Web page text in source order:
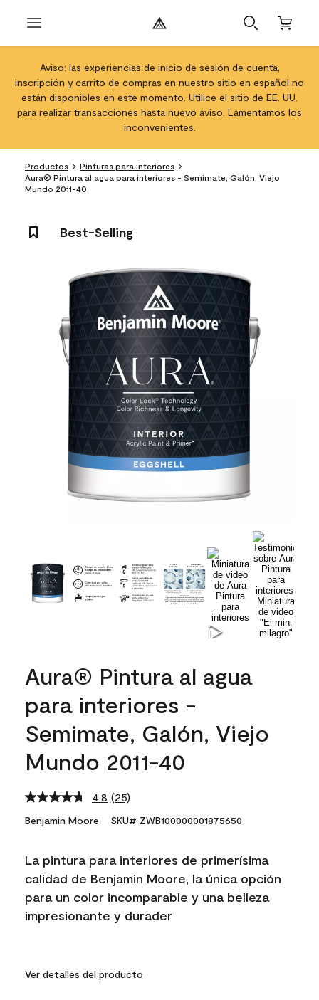
Aviso: las experiencias de inicio de sesión de cuenta,
inscripción y carrito de compras en nuestro sitio en español no
están disponibles en este momento. Utilice el sitio de EE. UU.
para realizar transacciones hasta nuevo aviso. Lamentamos los
inconvenientes.
Productos
Pinturas para interiores
Aura® Pintura al agua para interiores - Semimate, Galón, Viejo
Mundo 2011-40
Best-Selling
Aura® Pintura al agua
para interiores -
Semimate, Galón, Viejo
Mundo 2011-40
4.8 Read
25
Reviews.
link.
(25)
Benjamin Moore SKU# ZWB100000001875650
La pintura para interiores de primerísima
calidad de Benjamin Moore, la única opción
para un color incomparable y una belleza
impresionante y durader
Ver detalles del producto